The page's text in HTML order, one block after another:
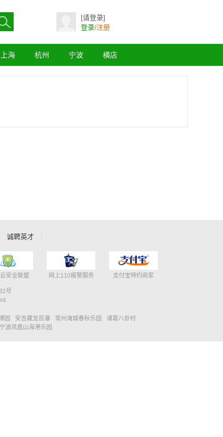
[请登录]
登录/注册
上海 杭州 宁波 横店
诚聘英才
安全联盟 网上110报警服务 支付宝特约商家
号
园 安吉藏龙百瀑 常州淹城春秋乐园
诸葛八卦村
宁波凤凰山海港乐园